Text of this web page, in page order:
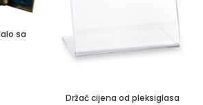
sa
Držač cijena od pleksiglasa